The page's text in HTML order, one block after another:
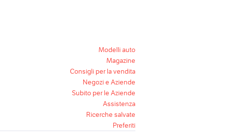
Modelli auto
Magazine
Consigli per la vendita
Negozi e Aziende
Subito per le Aziende
Assistenza
Ricerche salvate
Preferiti